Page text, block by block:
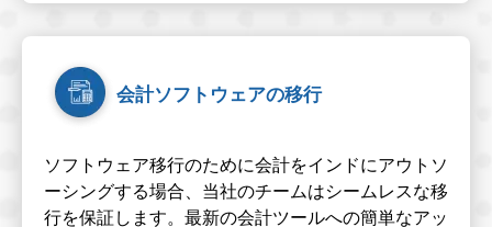
会計ソフトウェアの移行
ソフトウェア移行のために会計をインドにアウトソ
ーシングする場合、当社のチームはシームレスな移
行を保証します。最新の会計ツールへの簡単なアッ